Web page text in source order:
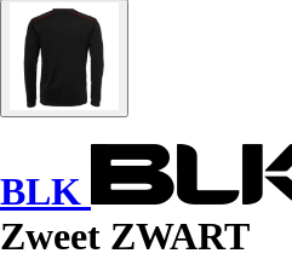
BLK
Zweet ZWART